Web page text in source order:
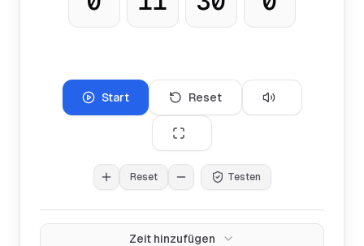
Start Reset
Reset Testen
Zeit hinzufügen